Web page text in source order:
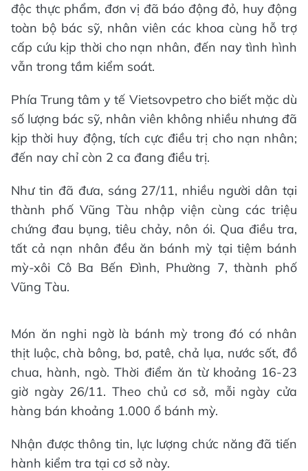
độc thực phẩm, đơn vị đã báo động đỏ, huy động
toàn bộ bác sỹ, nhân viên các khoa cùng hỗ trợ
cấp cứu kịp thời cho nạn nhân, đến nay tình hình
vẫn trong tầm kiểm soát.
Phía Trung tâm y tế Vietsovpetro cho biết mặc dù
số lượng bác sỹ, nhân viên không nhiều nhưng đã
kịp thời huy động, tích cực điều trị cho nạn nhân;
đến nay chỉ còn 2 ca đang điều trị.
Như tin đã đưa, sáng 27/11, nhiều người dân tại
thành phố Vũng Tàu nhập viện cùng các triệu
chứng đau bụng, tiêu chảy, nôn ói. Qua điều tra,
tất cả nạn nhân đều ăn bánh mỳ tại tiệm bánh
mỳ-xôi Cô Ba Bến Đình, Phường 7, thành phố
Vũng Tàu.
Món ăn nghi ngờ là bánh mỳ trong đó có nhân
thịt luộc, chà bông, bơ, patê, chả lụa, nước sốt, đồ
chua, hành, ngò. Thời điểm ăn từ khoảng 16-23
giờ ngày 26/11. Theo chủ cơ sở, mỗi ngày cửa
hàng bán khoảng 1.000 ổ bánh mỳ.
Nhận được thông tin, lực lượng chức năng đã tiến
hành kiểm tra tại cơ sở này.